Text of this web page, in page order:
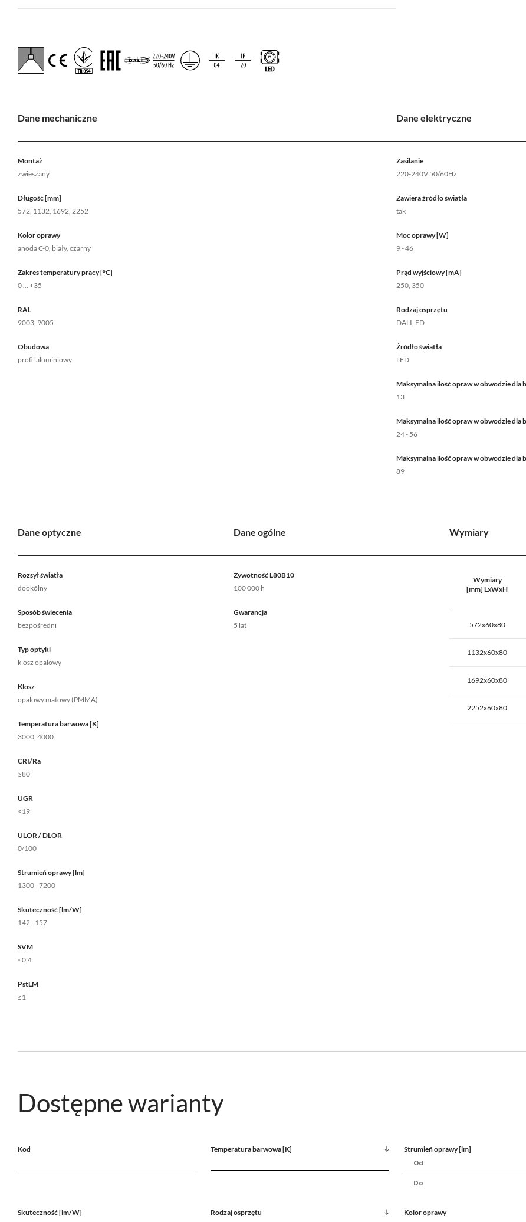
Dane mechaniczne
Montaż
zwieszany
Długość [mm]
572, 1132, 1692, 2252
Kolor oprawy
anoda C-0, biały, czarny
Zakres temperatury pracy [°C]
0 ... +35
RAL
9003, 9005
Obudowa
profil aluminiowy
Dane elektryczne
Zasilanie
220-240V 50/60Hz
Zawiera źródło światła
tak
Moc oprawy [W]
9 - 46
Prąd wyjściowy [mA]
250, 350
Rodzaj osprzętu
DALI, ED
Źródło światła
LED
Maksymalna ilość opraw w obwodzie dla
13
Maksymalna ilość opraw w obwodzie dla
24 - 56
Maksymalna ilość opraw w obwodzie dla
89
Dane optyczne
Rozsył światła
dookólny
Sposób świecenia
bezpośredni
Typ optyki
klosz opalowy
Klosz
opalowy matowy (PMMA)
Temperatura barwowa [K]
3000, 4000
CRI/Ra
≥80
UGR
<19
ULOR / DLOR
0/100
Strumień oprawy [lm]
1300 - 7200
Skuteczność [lm/W]
142 - 157
SVM
≤0,4
PstLM
≤1
Dane ogólne
Żywotność L80B10
100 000 h
Gwarancja
5 lat
Wymiary
Wymiary
[mm] LxWxH
572x60x80
1132x60x80
1692x60x80
2252x60x80
Dostępne warianty
Kod Temperatura barwowa [K] Strumień oprawy [lm]
Skuteczność [lm/W] Rodzaj osprzętu Kolor oprawy